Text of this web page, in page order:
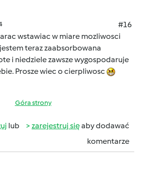
#16
wstawiac w miare mozliwosci
teraz zaabsorbowana
i niedziele zawsze wygospodaruje
Prosze wiec o cierpliwosc
Góra strony
lub zarejestruj sięaby dodawać
komentarze